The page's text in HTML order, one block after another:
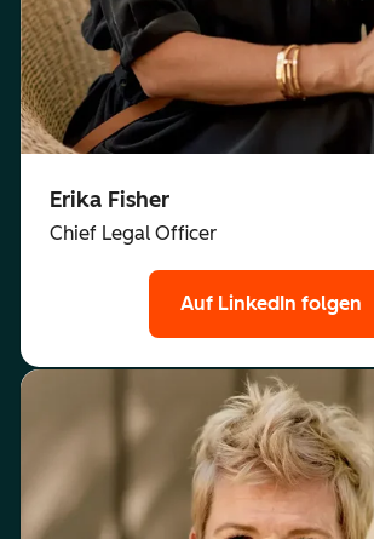
Erika Fisher
Chief Legal Officer
Auf LinkedIn folgen